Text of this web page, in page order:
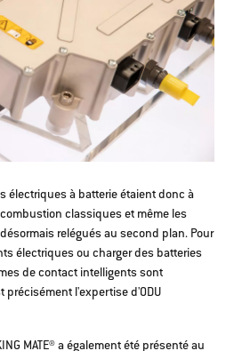
électriques à batterie étaient donc à
classiques et même les
relégués au second plan. Pour
électriques ou charger des batteries
de contact intelligents sont
précisément l'expertise d'ODU
MATE® a également été présenté au